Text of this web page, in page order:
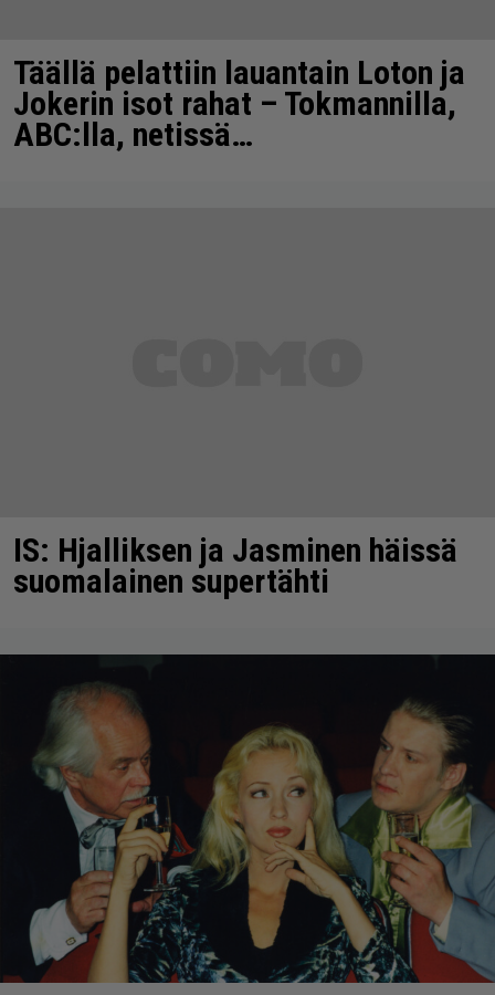
Täällä pelattiin lauantain Loton ja
Jokerin isot rahat – Tokmannilla,
ABC:lla, netissä…
IS: Hjalliksen ja Jasminen häissä
suomalainen supertähti